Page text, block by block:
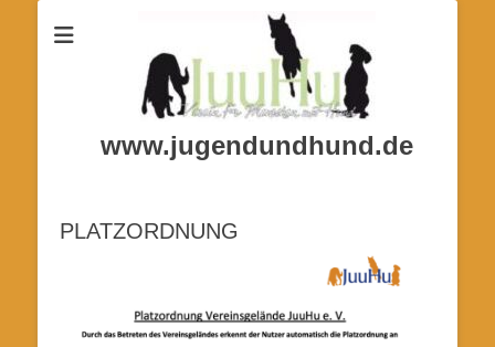
www.jugendundhund.de
PLATZORDNUNG